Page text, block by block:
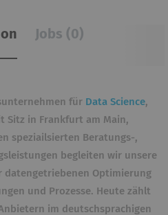
Jobs (0)
für Data Science,
Sitz in Frankfurt am Main,
speziailsierten Beratungs-,
begleiten wir unsere
datengetriebenen Optimierung
und Prozesse. Heute zählt
Anbietern im deutschsprachigen